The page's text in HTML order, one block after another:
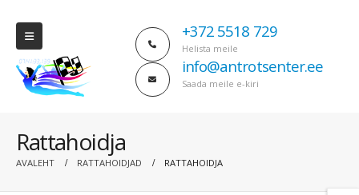
+372 5518 729
Helista meile
info@antrotsenter.ee
Saada meile e-kiri
Rattahoidja
AVALEHT RATTAHOIDJAD RATTAHOIDJA